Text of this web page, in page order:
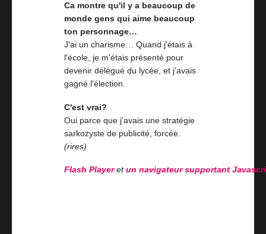
Ca montre qu'il y a beaucoup de
monde gens qui aime beaucoup
ton personnage…
J'ai un charisme… Quand j'étais à
l'école, je m'étais présenté pour
devenir délégué du lycée, et j'avais
gagné l'élection.
C'est vrai?
Oui parce que j'avais une stratégie
sarkozyste de publicité, forcée.
(rires)
Flash Playeretun navigateur supportant